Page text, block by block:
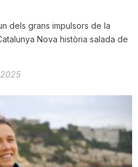
dels grans impulsors de la
Nova història salada de